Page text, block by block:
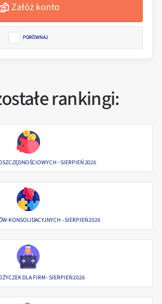
Załóż konto
PORÓWNAJ
rankingi:
- SIERPIEŃ 2026
KONSOLIDACYJNYCH - SIERPIEŃ 2026
DLA FIRM - SIERPIEŃ 2026